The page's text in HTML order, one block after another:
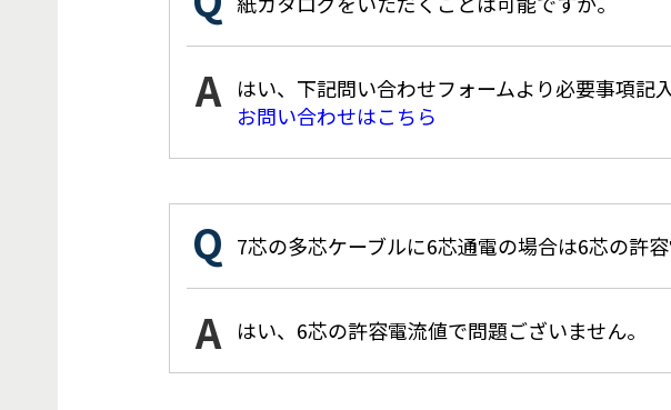
はい、下記問い合わせフォームより必要事項記
お問い合わせはこちら
7芯の多芯ケーブルに6芯通電の場合は6芯の許容
はい、6芯の許容電流値で問題ございません。